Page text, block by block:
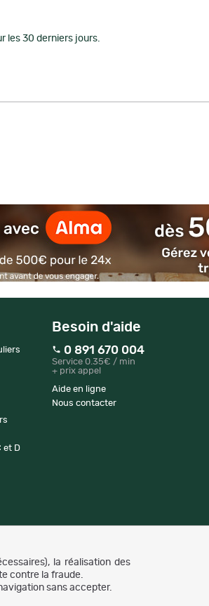
les 30 derniers jours.
et D
Besoin d'aide
0 891 670 004
Service 0.35€ / min
+ prix appel
Aide en ligne
Nous contacter
NaturaBuy. Tous droits réservés. N°CNIL: 1239459.
appartiennent à leurs propriétaires respectifs
-Appli iPhone -Appli Android -
la réalisation des
contre la fraude.
sans accepter.